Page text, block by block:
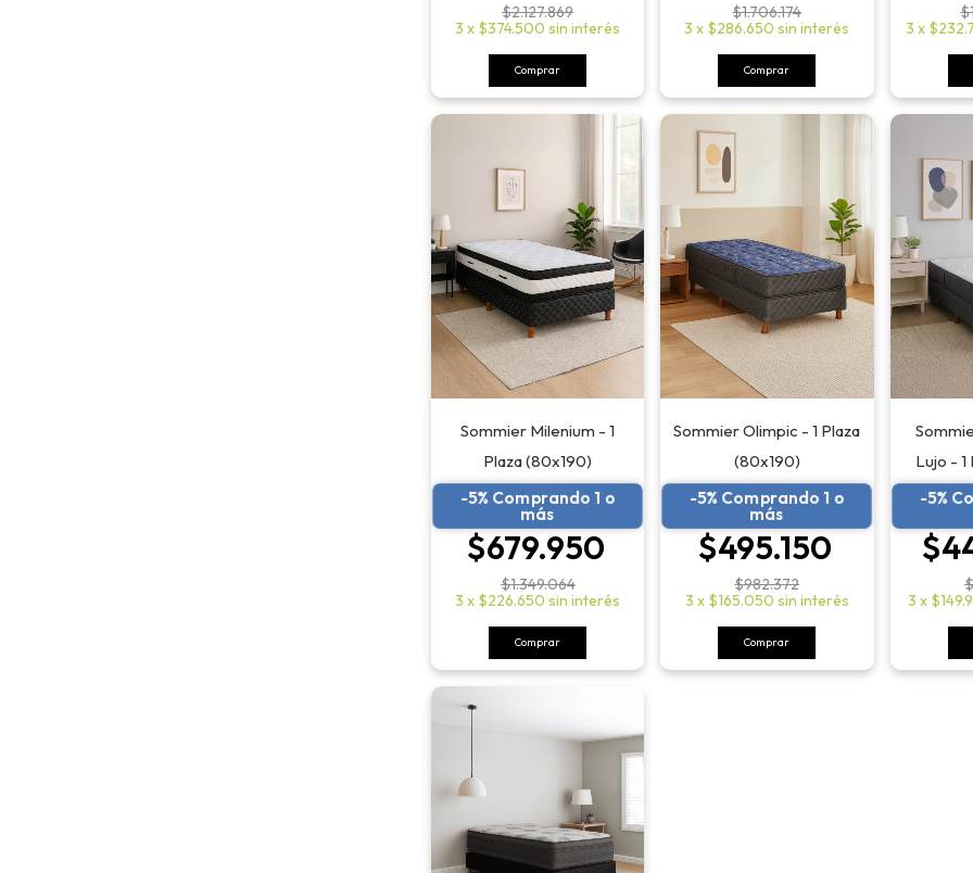
$2.127.869
3 x $374.500 sin interés
Comprar
$1.706.174
3 x $286.650 sin interés
Comprar
3 x
Sommier Milenium - 1
Plaza (80x190)
-5% Comprando 1 o
más
$679.950
$1.349.064
3 x $226.650 sin interés
Comprar
Sommier Olimpic - 1 Plaza
(80x190)
-5% Comprando 1 o
más
$495.150
$982.372
3 x $165.050 sin interés
Comprar
Lujo - 1
-5%
3 x